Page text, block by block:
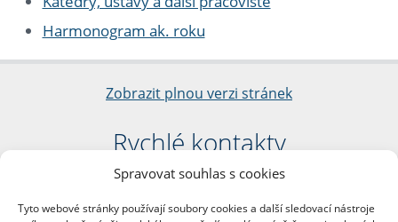
Spravovat souhlas s cookies
Tyto webové stránky používají soubory cookies a další sledovací nástroje
Harmonogram ak. roku
Zobrazit plnou verzi stránek
Rychlé kontakty
Filozofická fakulta
nám. Jana Palacha 1/2